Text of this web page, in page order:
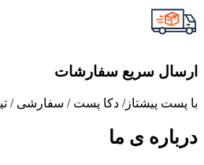
ارسال سریع سفارشات
با پست پیشتاز/ دکا پست / سفارشی /
درباره ی ما